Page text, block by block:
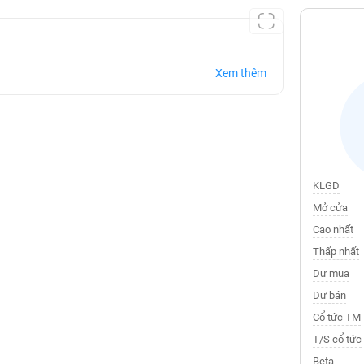
Xem thêm
KLGD
Mở cửa
Cao nhất
Thấp nhất
Dư mua
Dư bán
Cổ tức TM
T/S cổ tức
Beta